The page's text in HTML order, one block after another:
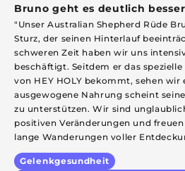
Bruno geht es deutlich
"Unser Australian Shepherd Rüde
Sturz, der seinen Hinterlauf
schweren Zeit haben wir uns
beschäftigt. Seitdem er das
von HEY HOLY bekommt, sehen
ausgewogene Nahrung scheint
zu unterstützen. Wir sind
positiven Veränderungen und
lange Wanderungen voller
Gelenkgesundheit